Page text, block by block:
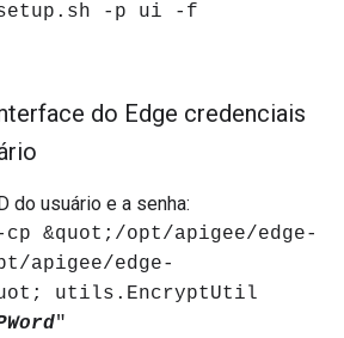
-p ui -f
do Edge credenciais
do usuário e a senha:
&quot;/opt/apigee/edge-
apigee/edge-
utils.EncryptUtil
"